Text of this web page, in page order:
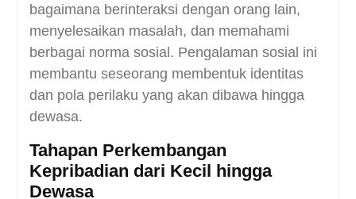
bagaimana berinteraksi dengan orang lain,
menyelesaikan masalah, dan memahami
berbagai norma sosial. Pengalaman sosial ini
membantu seseorang membentuk identitas
dan pola perilaku yang akan dibawa hingga
dewasa.
Tahapan Perkembangan
Kepribadian dari Kecil hingga
Dewasa